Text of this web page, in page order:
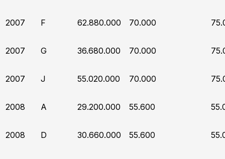
2007 F 62.880.000 70.000
2007 G 36.680.000 70.000
2007 J 55.020.000 70.000
2008 A 29.200.000 55.600
2008 D 30.660.000 55.600